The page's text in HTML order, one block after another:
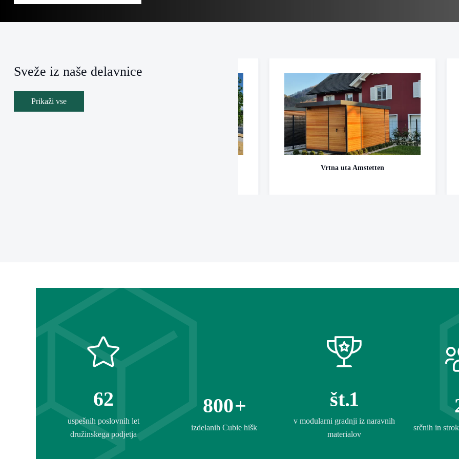
Sveže iz naše delavnice
Prikaži vse
Vrtna uta Amstetten
62
uspešnih poslovnih let
družinskega podjetja
800+
izdelanih Cubie hišk
št.1
v modularni gradnji iz naravnih
materialov
srčnih in